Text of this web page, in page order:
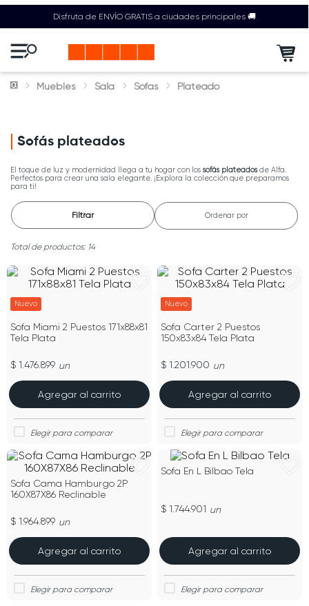
Disfruta de ENVÍO GRATIS a ciudades principales 🚚
Muebles Sala Sofas Plateado
Sofás plateados
El toque de luz y modernidad llega a tu hogar con los sofás plateadosde Alfa.
Perfectos para crear una sala elegante. ¡Explora la colección que preparamos
para ti!
Filtrar Ordenar por
14
Nuevo
Sofa Miami 2 Puestos 171x88x81
Tela Plata
$ 1.476.899 un
Agregar al carrito
Nuevo
Sofa Carter 2 Puestos
150x83x84 Tela Plata
$ 1.201.900 un
Agregar al carrito
Sofa Cama Hamburgo 2P
160X87X86 Reclinable
$ 1.964.899 un
Agregar al carrito
Sofa En L Bilbao Tela
$ 1.744.901 un
Agregar al carrito